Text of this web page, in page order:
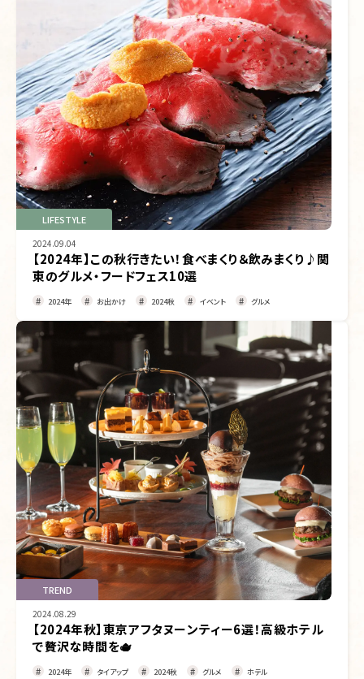
LIFESTYLE
2024.09.04
【2024年】この秋行きたい！食べまくり＆飲みまくり♪関
東のグルメ・フードフェス10選
2024年 お出かけ 2024秋 イベント グルメ
TREND
2024.08.29
【2024年秋】東京アフタヌーンティー6選！高級ホテル
で贅沢な時間を🫖
2024年 タイアップ 2024秋 グルメ ホテル